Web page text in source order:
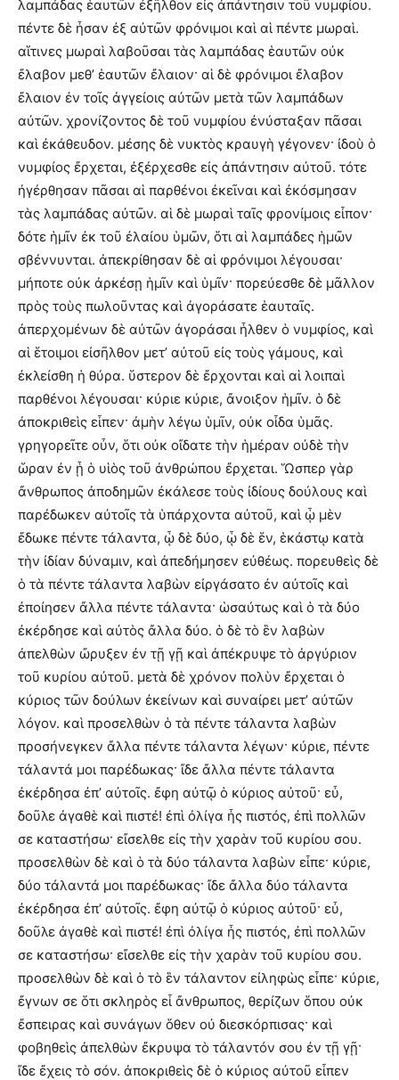
λαμπάδας ἑαυτῶν ἐξῆλθον εἰς ἀπάντησιν τοῦ νυμφίου.
πέντε δὲ ἦσαν ἐξ αὐτῶν φρόνιμοι καὶ αἱ πέντε μωραὶ.
αἵτινες μωραὶ λαβοῦσαι τὰς λαμπάδας ἑαυτῶν οὐκ
ἔλαβον μεθ’ ἑαυτῶν ἔλαιον· αἱ δὲ φρόνιμοι ἔλαβον
ἔλαιον ἐν τοῖς ἀγγείοις αὐτῶν μετὰ τῶν λαμπάδων
αὐτῶν. χρονίζοντος δὲ τοῦ νυμφίου ἐνύσταξαν πᾶσαι
καὶ ἐκάθευδον. μέσης δὲ νυκτὸς κραυγὴ γέγονεν· ἰδοὺ ὁ
νυμφίος ἔρχεται, ἐξέρχεσθε εἰς ἀπάντησιν αὐτοῦ. τότε
ἠγέρθησαν πᾶσαι αἱ παρθένοι ἐκεῖναι καὶ ἐκόσμησαν
τὰς λαμπάδας αὐτῶν. αἱ δὲ μωραὶ ταῖς φρονίμοις εἶπον·
δότε ἡμῖν ἐκ τοῦ ἐλαίου ὑμῶν, ὅτι αἱ λαμπάδες ἡμῶν
σβέννυνται. ἀπεκρίθησαν δὲ αἱ φρόνιμοι λέγουσαι·
μήποτε οὐκ ἀρκέσῃ ἡμῖν καὶ ὑμῖν· πορεύεσθε δὲ μᾶλλον
πρὸς τοὺς πωλοῦντας καὶ ἀγοράσατε ἑαυταῖς.
ἀπερχομένων δὲ αὐτῶν ἀγοράσαι ἦλθεν ὁ νυμφίος, καὶ
αἱ ἕτοιμοι εἰσῆλθον μετ’ αὐτοῦ εἰς τοὺς γάμους, καὶ
ἐκλείσθη ἡ θύρα. ὕστερον δὲ ἔρχονται καὶ αἱ λοιπαὶ
παρθένοι λέγουσαι· κύριε κύριε, ἄνοιξον ἡμῖν. ὁ δὲ
ἀποκριθεὶς εἶπεν· ἀμὴν λέγω ὑμῖν, οὐκ οἶδα ὑμᾶς.
γρηγορεῖτε οὖν, ὅτι οὐκ οἴδατε τὴν ἡμέραν οὐδὲ τὴν
ὥραν ἐν ᾗ ὁ υἱὸς τοῦ ἀνθρώπου ἔρχεται. Ὥσπερ γὰρ
ἄνθρωπος ἀποδημῶν ἐκάλεσε τοὺς ἰδίους δούλους καὶ
παρέδωκεν αὐτοῖς τὰ ὑπάρχοντα αὐτοῦ, καὶ ᾧ μὲν
ἔδωκε πέντε τάλαντα, ᾧ δὲ δύο, ᾧ δὲ ἕν, ἑκάστῳ κατὰ
τὴν ἰδίαν δύναμιν, καὶ ἀπεδήμησεν εὐθέως. πορευθεὶς δὲ
ὁ τὰ πέντε τάλαντα λαβὼν εἰργάσατο ἐν αὐτοῖς καὶ
ἐποίησεν ἄλλα πέντε τάλαντα· ὡσαύτως καὶ ὁ τὰ δύο
ἐκέρδησε καὶ αὐτὸς ἄλλα δύο. ὁ δὲ τὸ ἓν λαβὼν
ἀπελθὼν ὤρυξεν ἐν τῇ γῇ καὶ ἀπέκρυψε τὸ ἀργύριον
τοῦ κυρίου αὐτοῦ. μετὰ δὲ χρόνον πολὺν ἔρχεται ὁ
κύριος τῶν δούλων ἐκείνων καὶ συναίρει μετ’ αὐτῶν
λόγον. καὶ προσελθὼν ὁ τὰ πέντε τάλαντα λαβὼν
προσήνεγκεν ἄλλα πέντε τάλαντα λέγων· κύριε, πέντε
τάλαντά μοι παρέδωκας· ἴδε ἄλλα πέντε τάλαντα
ἐκέρδησα ἐπ’ αὐτοῖς. ἔφη αὐτῷ ὁ κύριος αὐτοῦ· εὖ,
δοῦλε ἀγαθὲ καὶ πιστέ! ἐπὶ ὀλίγα ἦς πιστός, ἐπὶ πολλῶν
σε καταστήσω· εἴσελθε εἰς τὴν χαρὰν τοῦ κυρίου σου.
προσελθὼν δὲ καὶ ὁ τὰ δύο τάλαντα λαβὼν εἶπε· κύριε,
δύο τάλαντά μοι παρέδωκας· ἴδε ἄλλα δύο τάλαντα
ἐκέρδησα ἐπ’ αὐτοῖς. ἔφη αὐτῷ ὁ κύριος αὐτοῦ· εὖ,
δοῦλε ἀγαθὲ καὶ πιστέ! ἐπὶ ὀλίγα ἦς πιστός, ἐπὶ πολλῶν
σε καταστήσω· εἴσελθε εἰς τὴν χαρὰν τοῦ κυρίου σου.
προσελθὼν δὲ καὶ ὁ τὸ ἓν τάλαντον εἰληφὼς εἶπε· κύριε,
ἔγνων σε ὅτι σκληρὸς εἶ ἄνθρωπος, θερίζων ὅπου οὐκ
ἔσπειρας καὶ συνάγων ὅθεν οὐ διεσκόρπισας· καὶ
φοβηθεὶς ἀπελθὼν ἔκρυψα τὸ τάλαντόν σου ἐν τῇ γῇ·
ἴδε ἔχεις τὸ σόν. ἀποκριθεὶς δὲ ὁ κύριος αὐτοῦ εἶπεν